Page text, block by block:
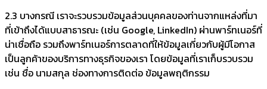
2.3 บางกรณี เราจะรวบรวมข้อมูลส่วนบุคคลของท่านจากแหล่งที่มา
ที่เข้าถึงได้แบบสาธารณะ (เช่น Google, LinkedIn) ผ่านพาร์ทเนอร์ที่
น่าเชื่อถือ รวมถึงพาร์ทเนอร์การตลาดที่ให้ข้อมูลเกี่ยวกับผู้มีโอกาส
เป็นลูกค้าของบริการทางธุรกิจของเรา โดยข้อมูลที่เราเก็บรวบรวม
เช่น ชื่อ นามสกุล ช่องทางการติดต่อ ข้อมูลพฤติกรรม